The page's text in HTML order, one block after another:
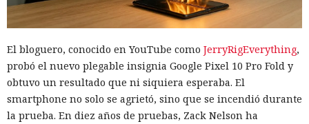
El bloguero, conocido en YouTube como JerryRigEverything,
probó el nuevo plegable insignia Google Pixel 10 Pro Fold y
obtuvo un resultado que ni siquiera esperaba. El
smartphone no solo se agrietó, sino que se incendió durante
la prueba. En diez años de pruebas, Zack Nelson ha